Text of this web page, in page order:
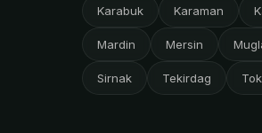
Karabuk Karaman
Mardin Mersin
Sirnak Tekirdag